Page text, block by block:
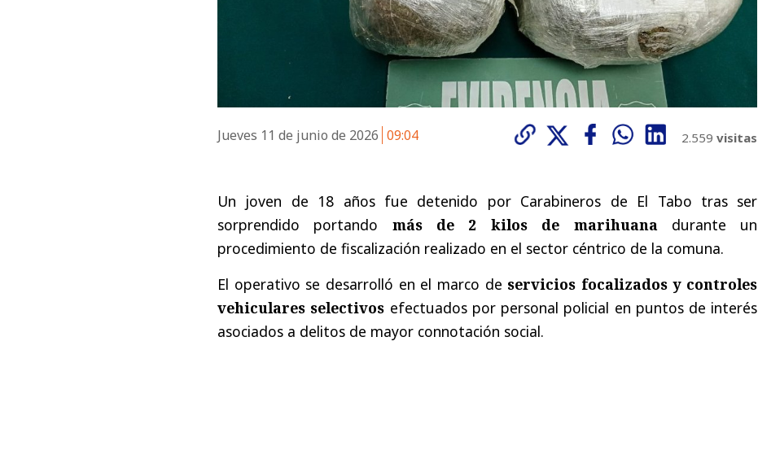
Jueves 11 de junio de 2026 09:04 2.559 visitas
Un joven de 18 años fue detenido por Carabineros de El Tabo tras ser
sorprendido portando más de 2 kilos de marihuana durante un
procedimiento de fiscalización realizado en el sector céntrico de la comuna.
El operativo se desarrolló en el marco de servicios focalizados y controles
vehiculares selectivos efectuados por personal policial en puntos de interés
asociados a delitos de mayor connotación social.